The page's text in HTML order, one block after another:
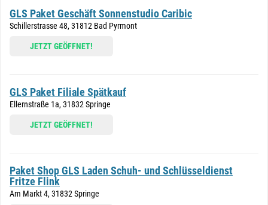
GLS Paket Geschäft Sonnenstudio Caribic
Schillerstrasse 48, 31812 Bad Pyrmont
JETZT GEÖFFNET!
GLS Paket Filiale Spätkauf
Ellernstraße 1a, 31832 Springe
JETZT GEÖFFNET!
Paket Shop GLS Laden Schuh- und Schlüsseldienst
Fritze Flink
Am Markt 4, 31832 Springe